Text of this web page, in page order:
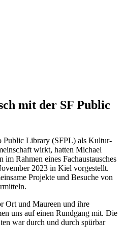
mit der SF Public
Public Library (SFPL) als Kultur-
wirkt, hatten Michael
Rahmen eines Fachaustausches
2023 in Kiel vorgestellt.
Projekte und Besuche von
Ort und Maureen und ihre
uns auf einen Rundgang mit. Die
war durch und durch spürbar